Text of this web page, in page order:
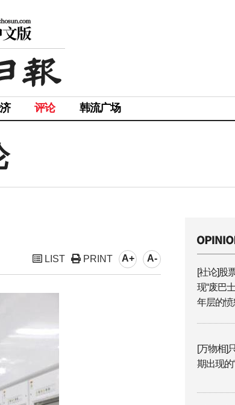
评论 韩流广场
LIST PRINT A+ A-
[社论]股
现“废巴
年层的愤
[万物相]
期出现的